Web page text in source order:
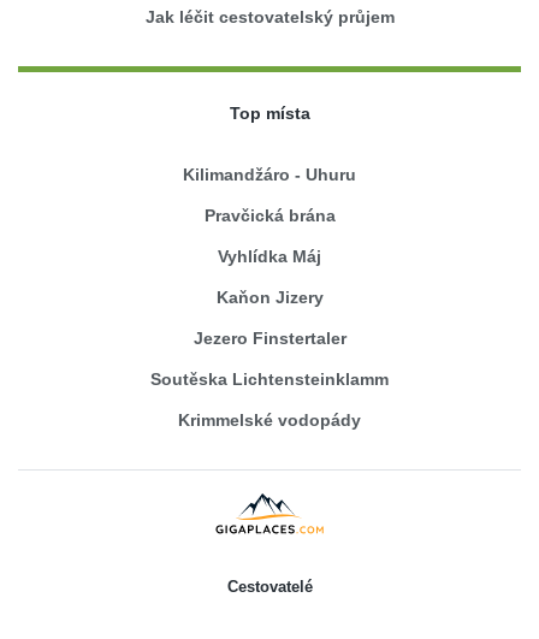
Jak léčit cestovatelský průjem
Top místa
Kilimandžáro - Uhuru
Pravčická brána
Vyhlídka Máj
Kaňon Jizery
Jezero Finstertaler
Soutěska Lichtensteinklamm
Krimmelské vodopády
Cestovatelé